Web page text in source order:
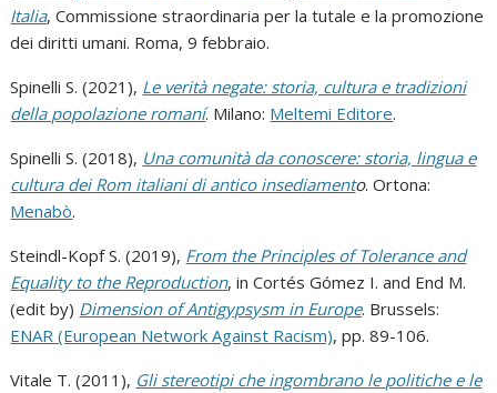
Italia, Commissione straordinaria per la tutale e la promozione
dei diritti umani. Roma, 9 febbraio.
Spinelli S. (2021), Le verità negate: storia, cultura e tradizioni
della popolazione romaní. Milano: Meltemi Editore.
Spinelli S. (2018), Una comunità da conoscere: storia, lingua e
cultura dei Rom italiani di antico insediamento. Ortona:
Menabò.
Steindl-Kopf S. (2019), From the Principles of Tolerance and
Equality to the Reproduction, in Cortés Gómez I. and End M.
(edit by) Dimension of Antigypsysm in Europe. Brussels:
ENAR (European Network Against Racism), pp. 89-106.
Vitale T. (2011), Gli stereotipi che ingombrano le politiche e le